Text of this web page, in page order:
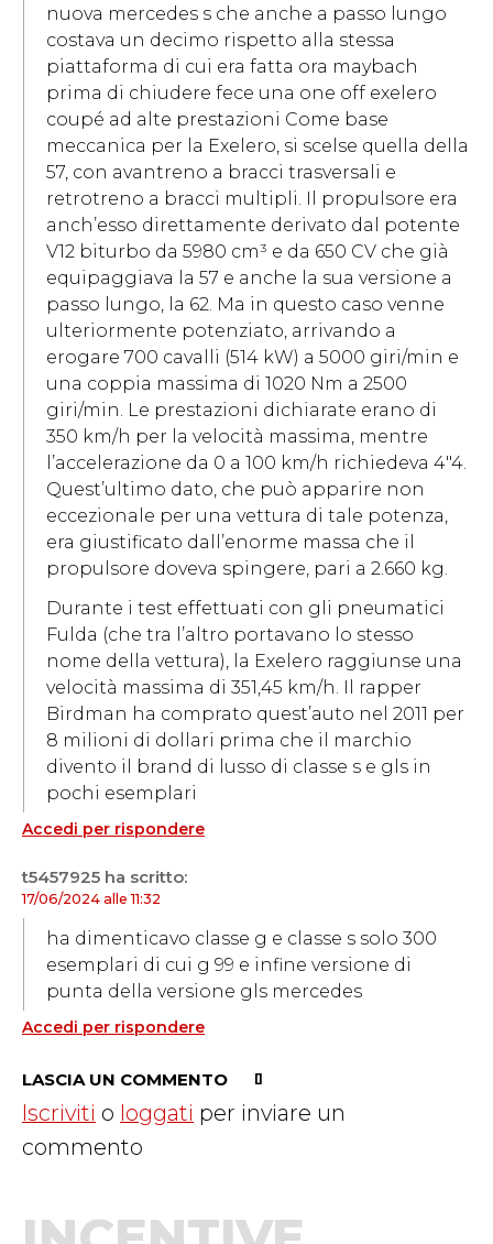
nuova mercedes s che anche a passo lungo
costava un decimo rispetto alla stessa
piattaforma di cui era fatta ora maybach
prima di chiudere fece una one off exelero
coupé ad alte prestazioni Come base
meccanica per la Exelero, si scelse quella della
57, con avantreno a bracci trasversali e
retrotreno a bracci multipli. Il propulsore era
anch’esso direttamente derivato dal potente
V12 biturbo da 5980 cm³ e da 650 CV che già
equipaggiava la 57 e anche la sua versione a
passo lungo, la 62. Ma in questo caso venne
ulteriormente potenziato, arrivando a
erogare 700 cavalli (514 kW) a 5000 giri/min e
una coppia massima di 1020 Nm a 2500
giri/min. Le prestazioni dichiarate erano di
350 km/h per la velocità massima, mentre
l’accelerazione da 0 a 100 km/h richiedeva 4″4.
Quest’ultimo dato, che può apparire non
eccezionale per una vettura di tale potenza,
era giustificato dall’enorme massa che il
propulsore doveva spingere, pari a 2.660 kg.
Durante i test effettuati con gli pneumatici
Fulda (che tra l’altro portavano lo stesso
nome della vettura), la Exelero raggiunse una
velocità massima di 351,45 km/h. Il rapper
Birdman ha comprato quest’auto nel 2011 per
8 milioni di dollari prima che il marchio
divento il brand di lusso di classe s e gls in
pochi esemplari
Accedi per rispondere
t5457925 ha scritto:
17/06/2024 alle 11:32
ha dimenticavo classe g e classe s solo 300
esemplari di cui g 99 e infine versione di
punta della versione gls mercedes
Accedi per rispondere
LASCIA UN COMMENTO
Iscriviti o loggati per inviare un
commento